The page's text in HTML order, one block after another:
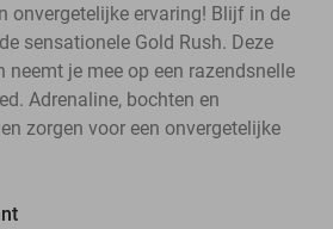
onvergetelijke ervaring! Blijf in de
sensationele Gold Rush. Deze
je mee op een razendsnelle
Adrenaline, bochten en
zorgen voor een onvergetelijke